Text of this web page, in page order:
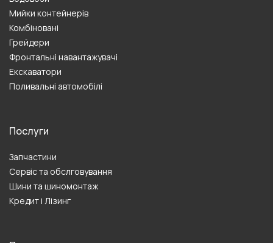
Мийки контейнерів
Комбіновані
Грейдери
Фронтальні навантажувачі
Екскаватори
Поливальні автомобілі
Послуги
Запчастини
Сервіс та обслговування
Шини та шиномонтаж
Кредит і Лізинг